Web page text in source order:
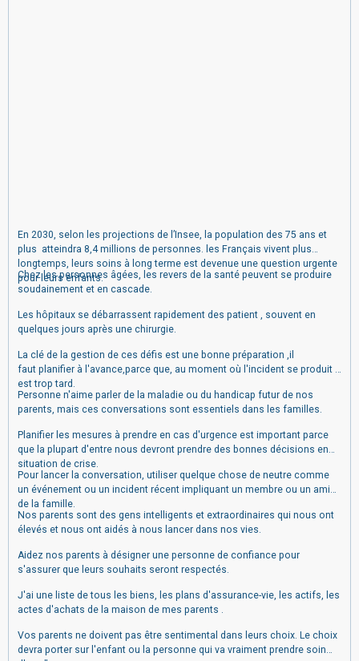
En 2030, selon les projections de l’Insee, la population des 75 ans et
plus atteindra 8,4 millions de personnes. les Français vivent plus
longtemps, leurs soins à long terme est devenue une question urgente
pour leurs enfants.
Chez les personnes âgées, les revers de la santé peuvent se produire
soudainement et en cascade.
L es hôpitaux se débarrassent rapidement des patient , souvent en
quelques jours après une chirurgie.
La clé de la gestion de ces défis est une bonne préparation ,il
fautplanifier à l'avance,parce que, au moment où l'incident se produit il
est trop tard.
Personne n'aime parler de la maladie ou du handicap futur de nos
parents, mais ces conversations sont essentiels dans les familles
Planifier les mesures à prendre en cas d'urgence estimportant parce
que la plupart d'entre nous devront prendre des bonnes décisions en
situation de crise.
Pour lancer la conversation, utiliser quelque chose de neutre comme
un événement ou un incident récent impliquant un membre ou un ami
de la famille.
Nos parents sont des gens intelligents et extraordinaires qui nous ont
élevés et nous ont aidés à nous lancer dans nos vies.
Aidez nos parents à désigner une personne de confiance pour
s'assurer que leurs souhaits seront respectés.
J'ai une liste de tous les biens, les plans d'assurance-vie, les actifs, les
actes d'achats de la maison de mes parents .
Vos parents ne doivent pas être sentimental dans leurs choix. Le choix
devra porter surl'enfant ou la personne qui va vraiment prendre soin